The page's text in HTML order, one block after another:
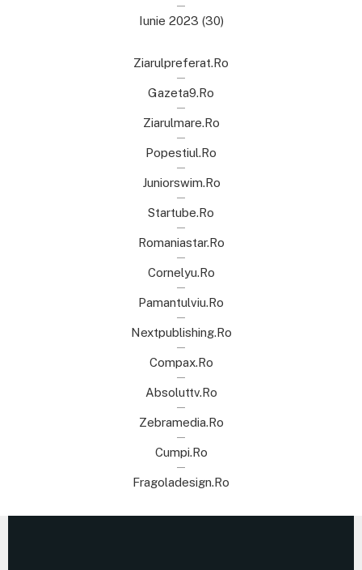
Iunie 2023 (30)
Ziarulpreferat.ro
Gazeta9.ro
Ziarulmare.ro
Popestiul.ro
Juniorswim.ro
Startube.ro
Romaniastar.ro
Cornelyu.ro
Pamantulviu.ro
Nextpublishing.ro
Compax.ro
Absoluttv.ro
Zebramedia.ro
Cumpi.ro
Fragoladesign.ro